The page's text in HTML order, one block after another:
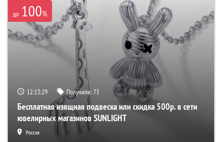
до 100%
12:13:28 Получили:73
Бесплатная изящная подвеска или скидка 500р. в сети
ювелирных магазинов SUNLIGHT
Россия